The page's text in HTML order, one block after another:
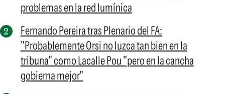
problemas en la red lumínica
Fernando Pereira tras Plenario del FA:
"Probablemente Orsi no luzca tan bien en la
tribuna" como Lacalle Pou "pero en la cancha
gobierna mejor"